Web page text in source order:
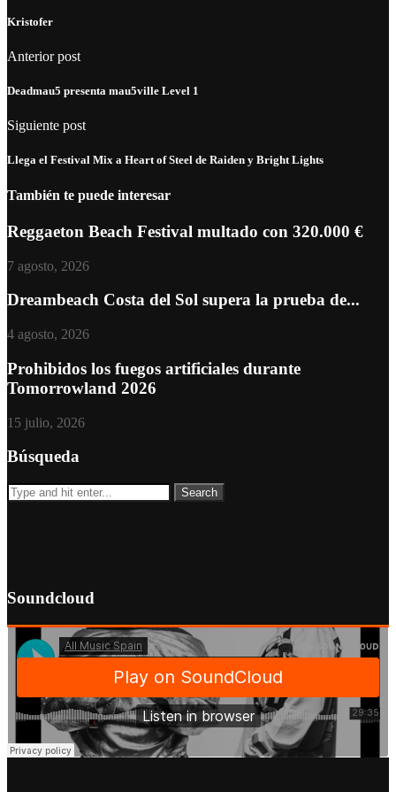
Kristofer
Anterior post
Deadmau5 presenta mau5ville Level 1
Siguiente post
Llega el Festival Mix a Heart of Steel de Raiden y Bright Lights
También te puede interesar
Reggaeton Beach Festival multado con 320.000 €
7 agosto, 2026
Dreambeach Costa del Sol supera la prueba de...
4 agosto, 2026
Prohibidos los fuegos artificiales durante
Tomorrowland 2026
15 julio, 2026
Búsqueda
Soundcloud